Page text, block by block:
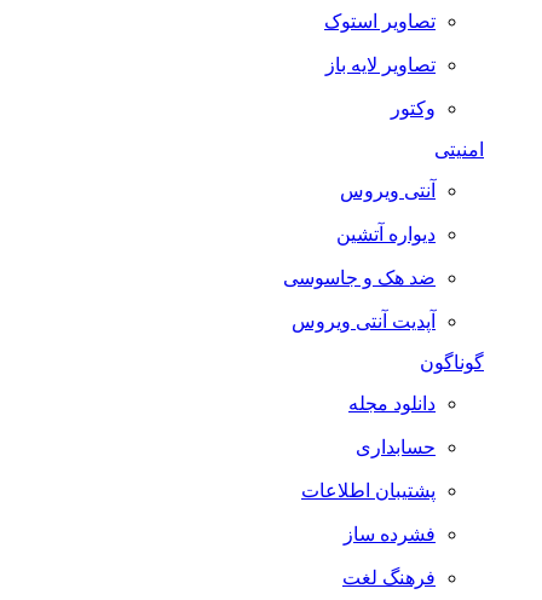
تصاویر استوک
تصاویر لایه باز
وکتور
امنیتی
آنتی ویروس
دیواره آتشین
ضد هک و جاسوسی
آپدیت آنتی ویروس
گوناگون
دانلود مجله
حسابداری
پشتیبان اطلاعات
فشرده ساز
فرهنگ لغت